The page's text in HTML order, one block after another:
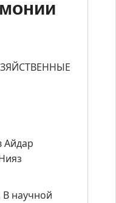
Айдар
В научной